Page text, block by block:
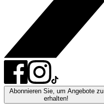
Abonnieren Sie, um Angebote zu
erhalten!